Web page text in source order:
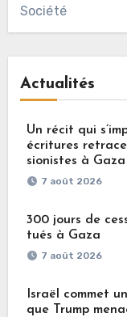
Société
Actualités
Un récit qui
écritures
sionistes à Gaza
7 août 2026
300 jours de
tués à Gaza
7 août 2026
Israël commet
que Trump